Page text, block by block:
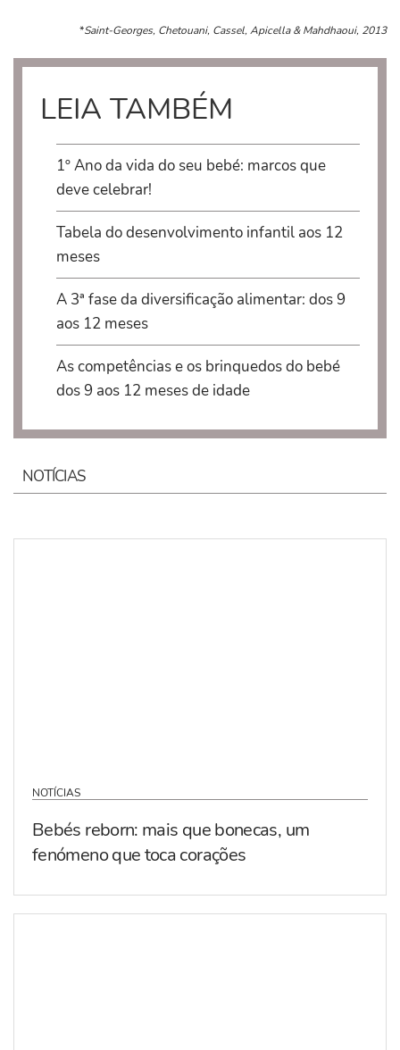
*Saint-Georges, Chetouani, Cassel, Apicella & Mahdhaoui, 2013
LEIA TAMBÉM
1º Ano da vida do seu bebé: marcos que
deve celebrar!
Tabela do desenvolvimento infantil aos 12
meses
A 3ª fase da diversificação alimentar: dos 9
aos 12 meses
As competências e os brinquedos do bebé
dos 9 aos 12 meses de idade
NOTÍCIAS
NOTÍCIAS
Bebés reborn: mais que bonecas, um
fenómeno que toca corações